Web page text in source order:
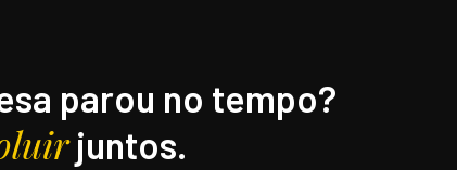
parou no tempo?
juntos.